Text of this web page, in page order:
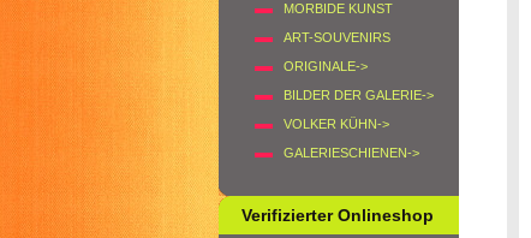
MORBIDE KUNST
ART-SOUVENIRS
ORIGINALE->
BILDER DER GALERIE->
VOLKER KÜHN->
GALERIESCHIENEN->
Verifizierter Onlineshop